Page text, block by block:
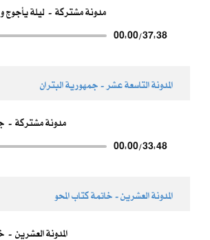
ليلة يأجوج و مدونة مشتركة
00:00/37:38
المدونة التاسعة عشر - ​جمهورية البتران
مدونة مشتركة
00:00/33:48
المدونة العشرين - خاتمة كتاب المحو
المدونة العشرين